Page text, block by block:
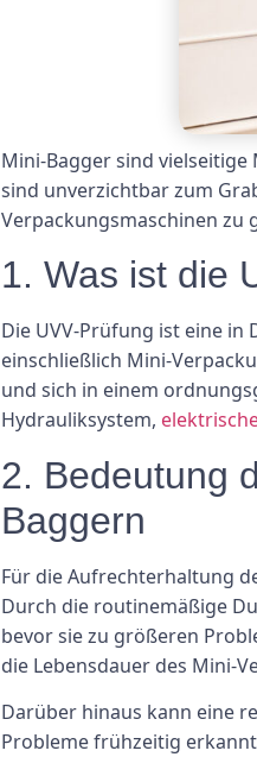
Mini-Bagger sind
sind unverzichtbar zum
Verpackungsmaschinen zu
1. Was ist die
Die UVV-Prüfung ist eine
einschließlich Mini-
und sich in einem
Hydrauliksystem,
2. Bedeutung
Baggern
Für die Aufrechterhaltung
Durch die routinemäßige
bevor sie zu größeren
die Lebensdauer des Mini-
Darüber hinaus kann eine
Probleme frühzeitig